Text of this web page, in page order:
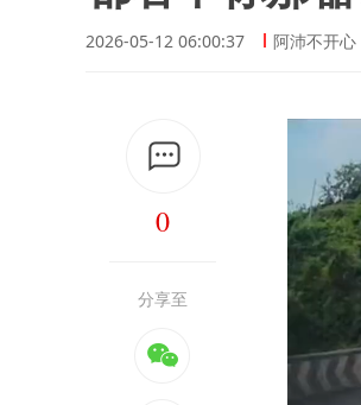
2026-05-12 06:00:37 阿沛不开心
0
分享至